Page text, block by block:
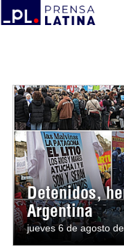
Detenidos,
Argentina
jueves 6 de agosto